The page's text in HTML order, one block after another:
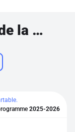
Connaître les acteurs de la mondialisation
2025-2026